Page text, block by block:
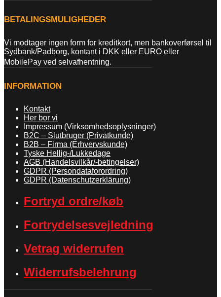
BETALINGSMULIGHEDER
Vi modtager ingen form for kreditkort, men bankoverførsel til
Sydbank/Padborg, kontant i DKK eller EURO eller
MobilePay ved selvafhentning.
INFORMATION
Kontakt
Her bor vi
Impressum (Virksomhedsoplysninger)
B2C – Slutbruger (Privatkunde)
B2B – Firma (Erhvervskunde)
Tyske Hellig-/Lukkedage
AGB (Handelsvilkår/-betingelser)
GDPR (Persondataforordring)
GDPR (Datenschutzerklärung)
Fortryd ordre/køb
Fortrydelsesvejledning
Vetrag widerrufen
Widerrufsbelehrung